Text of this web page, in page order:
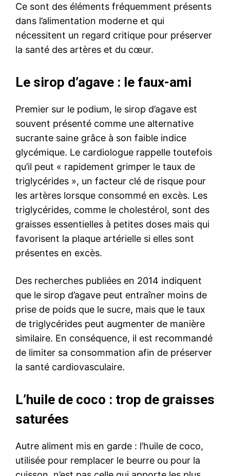
Ce sont des éléments fréquemment présents
dans l’alimentation moderne et qui
nécessitent un regard critique pour préserver
la santé des artères et du cœur.
Le sirop d’agave : le faux-ami
Premier sur le podium, le sirop d’agave est
souvent présenté comme une alternative
sucrante saine grâce à son faible indice
glycémique. Le cardiologue rappelle toutefois
qu’il peut « rapidement grimper le taux de
triglycérides », un facteur clé de risque pour
les artères lorsque consommé en excès. Les
triglycérides, comme le cholestérol, sont des
graisses essentielles à petites doses mais qui
favorisent la plaque artérielle si elles sont
présentes en excès.
Des recherches publiées en 2014 indiquent
que le sirop d’agave peut entraîner moins de
prise de poids que le sucre, mais que le taux
de triglycérides peut augmenter de manière
similaire. En conséquence, il est recommandé
de limiter sa consommation afin de préserver
la santé cardiovasculaire.
L’huile de coco : trop de graisses
saturées
Autre aliment mis en garde : l’huile de coco,
utilisée pour remplacer le beurre ou pour la